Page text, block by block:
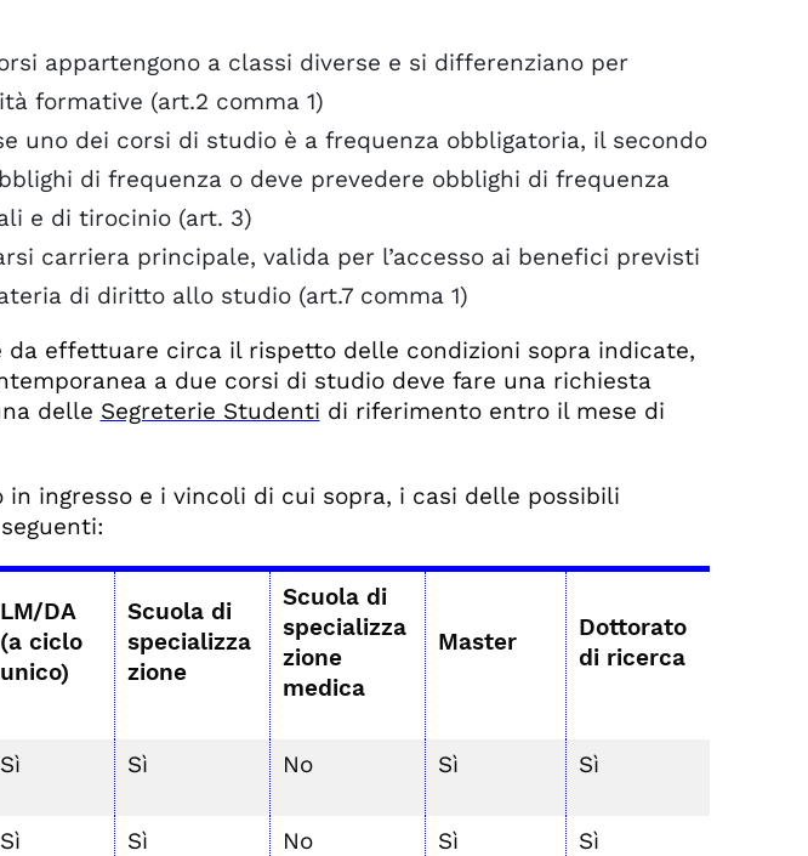
appartengono a classi diverse e si differenziano per
formative (art.2 comma 1)
uno dei corsi di studio è a frequenza obbligatoria, il secondo
di frequenza o deve prevedere obblighi di frequenza
e di tirocinio (art. 3)
carriera principale, valida per l’accesso ai benefici previsti
di diritto allo studio (art.7 comma 1)
da effettuare circa il rispetto delle condizioni sopra indicate,
a due corsi di studio deve fare una richiesta
delle Segreterie Studenti di riferimento entro il mese di
ingresso e i vincoli di cui sopra, i casi delle possibili
LM/DA
(a ciclo
unico)
Scuola di
specializza
zione
Scuola di
specializza
zione
medica
Master
Dottorato
di ricerca
Sì Sì No Sì Sì
Sì Sì No Sì Sì